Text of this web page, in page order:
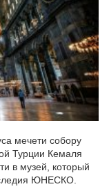
мечети собору
Турции Кемаля
в музей, который
ЮНЕСКО.